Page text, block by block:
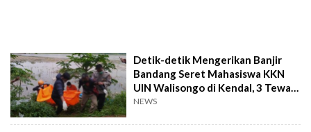
Detik-detik Mengerikan Banjir
Bandang Seret Mahasiswa KKN
UIN Walisongo di Kendal, 3 Tewas
3 Hilang
NEWS